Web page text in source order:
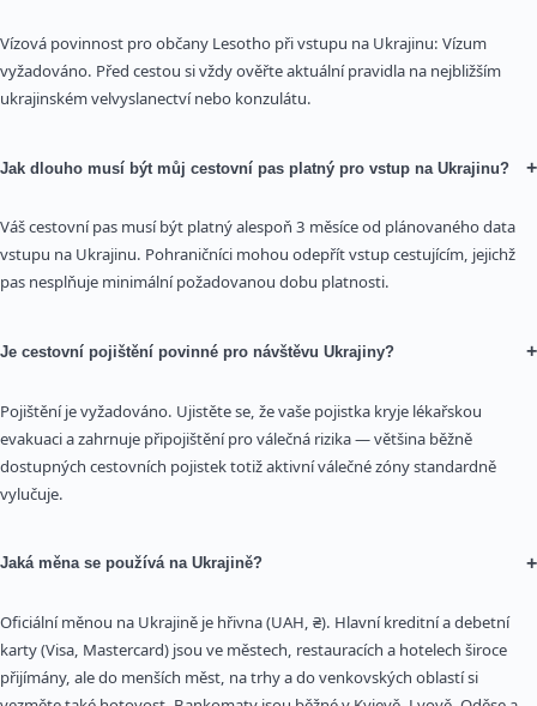
Vízová povinnost pro občany Lesotho při vstupu na Ukrajinu: Vízum
vyžadováno. Před cestou si vždy ověřte aktuální pravidla na nejbližším
ukrajinském velvyslanectví nebo konzulátu.
Jak dlouho musí být můj cestovní pas platný pro vstup na Ukrajinu? +
Váš cestovní pas musí být platný alespoň 3 měsíce od plánovaného data
vstupu na Ukrajinu. Pohraničníci mohou odepřít vstup cestujícím, jejichž
pas nesplňuje minimální požadovanou dobu platnosti.
Je cestovní pojištění povinné pro návštěvu Ukrajiny? +
Pojištění je vyžadováno. Ujistěte se, že vaše pojistka kryje lékařskou
evakuaci a zahrnuje připojištění pro válečná rizika — většina běžně
dostupných cestovních pojistek totiž aktivní válečné zóny standardně
vylučuje.
Jaká měna se používá na Ukrajině? +
Oficiální měnou na Ukrajině je hřivna (UAH, ₴). Hlavní kreditní a debetní
karty (Visa, Mastercard) jsou ve městech, restauracích a hotelech široce
přijímány, ale do menších měst, na trhy a do venkovských oblastí si